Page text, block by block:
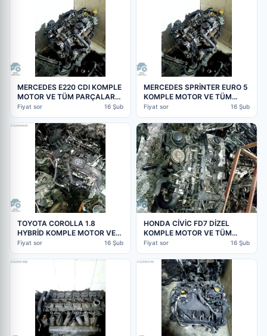
MERCEDES E220 CDI KOMPLE
MOTOR VE TÜM PARÇALAR
MEVCUTTUR | ÇIKMA PARÇA
Fiyat sor 16 Şub
MERCEDES SPRİNTER EURO 5
KOMPLE MOTOR VE TÜM
PARÇALAR MEVCUTTUR |
ÇIKMA PARÇA
Fiyat sor 16 Şub
TOYOTA COROLLA 1.8
HYBRİD KOMPLE MOTOR VE
TÜM PARÇALAR MEVCUTTUR
| ÇIKMA PARÇA
Fiyat sor 16 Şub
HONDA CİVİC FD7 DİZEL
KOMPLE MOTOR VE TÜM
PARÇALAR MEVCUTTUR |
ÇIKMA PARÇA
Fiyat sor 16 Şub